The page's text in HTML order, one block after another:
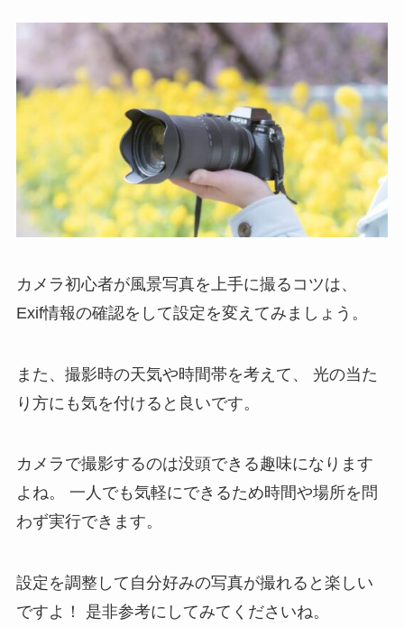
カメラ初心者が風景写真を上手に撮るコツは、
Exif情報の確認をして設定を変えてみましょう。
また、撮影時の天気や時間帯を考えて、
光の当た
り方にも気を付けると良いです。
カメラで撮影するのは没頭できる趣味になります
よね。
一人でも気軽にできるため時間や場所を問
わず実行できます。
設定を調整して自分好みの写真が撮れると楽しい
ですよ！
是非参考にしてみてくださいね。